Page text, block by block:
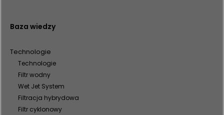
Baza wiedzy
Technologie
Technologie
Filtr wodny
Wet Jet System
Filtracja hybrydowa
Filtr cyklonowy